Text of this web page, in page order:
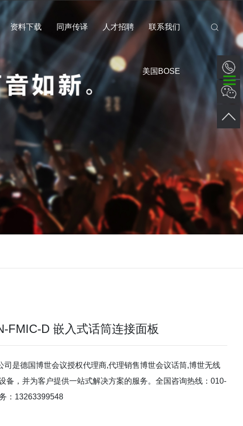
资料下载 同声传译 人才招聘 联系我们
美国BOSE
FMIC-D 嵌入式话筒连接面板
司是德国博世会议授权代理商,代理销售博世会议话筒,博世无线
备，并为客户提供一站式解决方案的服务。全国咨询热线：010-
：13263399548